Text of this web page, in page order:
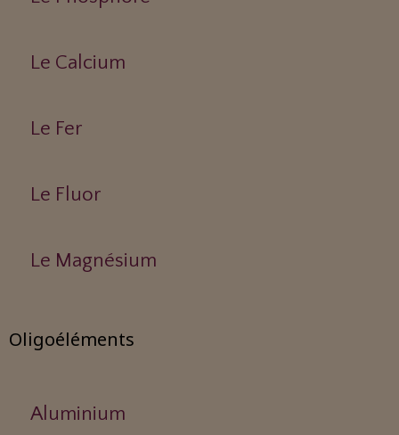
Le Calcium
Le Fer
Le Fluor
Le Magnésium
Oligoéléments
Aluminium